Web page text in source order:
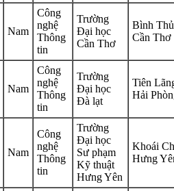
Nam
Công
nghệ
Thông
tin
Trường
Đại học
Cần Thơ
Bình
Cần Thơ
Nam
Công
nghệ
Thông
tin
Trường
Đại học
Đà lạt
Tiên
Hải
Nam
Công
nghệ
Thông
tin
Trường
Đại học
Sư phạm
Kỹ thuật
Hưng Yên
Khoái
Hưng